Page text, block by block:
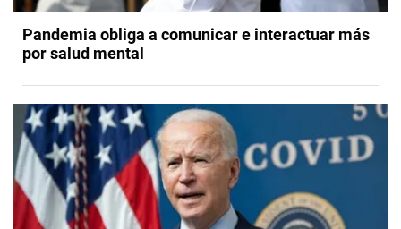
Pandemia obliga a comunicar e interactuar más
por salud mental